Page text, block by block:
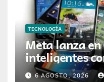
TECNOLOGÍA
Meta lanza
inteligentes
inteligencia
6 AGOSTO, 2026